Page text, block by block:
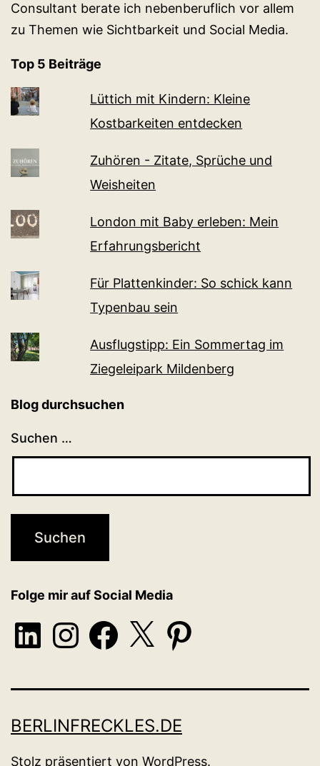
Consultant berate ich nebenberuflich vor allem
zu Themen wie Sichtbarkeit und Social Media.
Top 5 Beiträge
Lüttich mit Kindern: Kleine
Kostbarkeiten entdecken
Zuhören - Zitate, Sprüche und
Weisheiten
London mit Baby erleben: Mein
Erfahrungsbericht
Für Plattenkinder: So schick kann
Typenbau sein
Ausflugstipp: Ein Sommertag im
Ziegeleipark Mildenberg
Blog durchsuchen
Suchen …
Folge mir auf Social Media
LinkedInInstagramFacebook
X Pinterest
BERLINFRECKLES.DE
Stolz präsentiert von WordPress.